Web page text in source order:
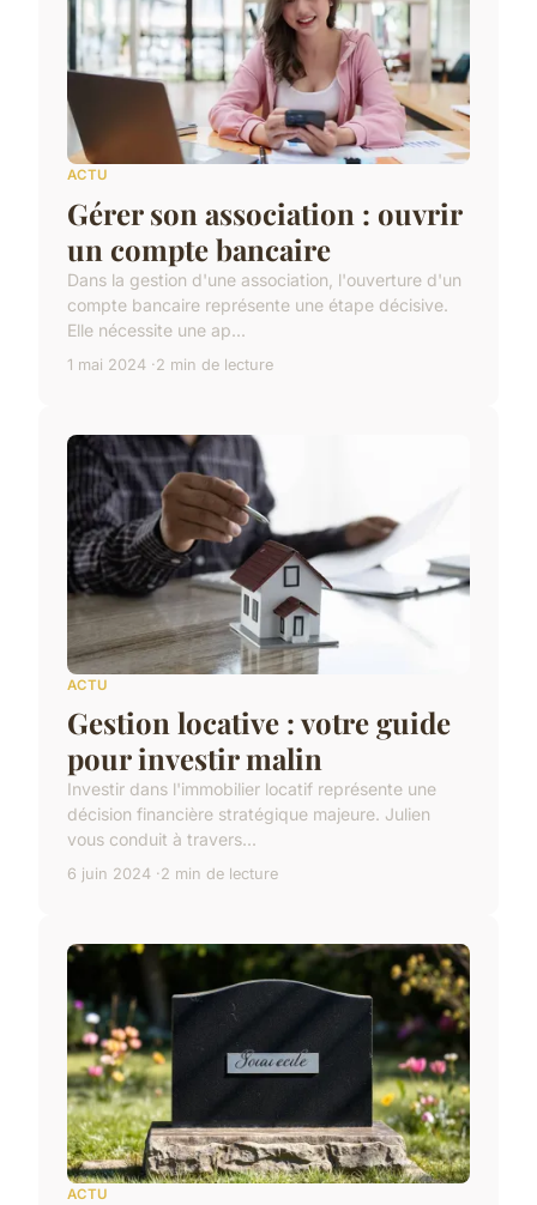
ACTU
Gérer son association : ouvrir
un compte bancaire
Dans la gestion d'une association, l'ouverture d'un
compte bancaire représente une étape décisive.
Elle nécessite une ap...
1 mai 2024 2 min de lecture
ACTU
Gestion locative : votre guide
pour investir malin
Investir dans l'immobilier locatif représente une
décision financière stratégique majeure. Julien
vous conduit à travers...
6 juin 2024 2 min de lecture
ACTU